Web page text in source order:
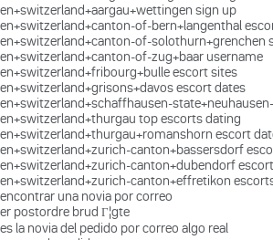
en+switzerland+aargau+wettingen sign up
en+switzerland+canton-of-bern+langenthal
en+switzerland+canton-of-solothurn+grenchen
en+switzerland+canton-of-zug+baar username
en+switzerland+fribourg+bulle escort sites
en+switzerland+grisons+davos escort dates
en+switzerland+schaffhausen-
en+switzerland+thurgau top escorts dating
en+switzerland+thurgau+romanshorn escort
en+switzerland+zurich-canton+bassersdorf
en+switzerland+zurich-canton+dubendorf
en+switzerland+zurich-canton+effretikon
encontrar una novia por correo
er postordre brud Г¦gte
es la novia del pedido por correo algo real